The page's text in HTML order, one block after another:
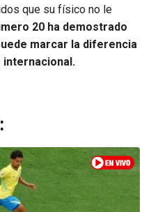
que su físico no le
20 ha demostrado
marcar la diferencia
internacional.